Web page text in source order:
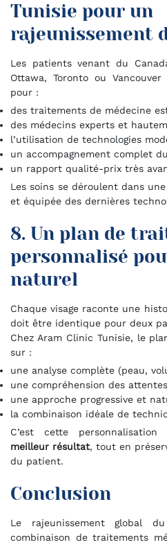
Tunisie pour un
rajeunissement
Les patients venant du
Ottawa, Toronto ou
pour :
des traitements de médecine
des médecins experts et
l’utilisation de technologies
un accompagnement complet
un rapport qualité-prix très
Les soins se déroulent dans
et équipée des dernières
8. Un plan de
personnalisé
naturel
Chaque visage raconte une
doit être identique pour deux
Chez Aram Clinic Tunisie, le
sur :
une analyse complète (peau,
une compréhension des attentes
une approche progressive et
la combinaison idéale de
C’est cette
meilleur résultat, tout en
du patient.
Conclusion
Le rajeunissement global
combinaison de traitements